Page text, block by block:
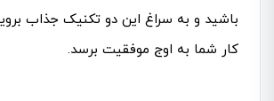
باشید و به سراغ این دو تکنیک جذاب
کار شما به اوج موفقیت برسد.